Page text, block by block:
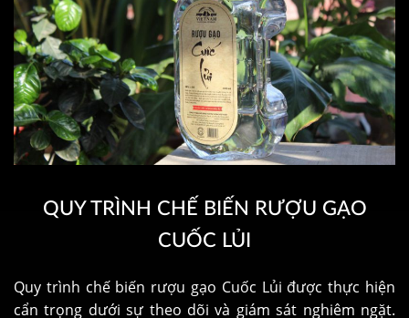
QUY TRÌNH CHẾ BIẾN RƯỢU GẠO
CUỐC LỦI
Quy trình chế biến rượu gạo Cuốc Lủi được thực hiện
cẩn trọng dưới sự theo dõi và giám sát nghiêm ngặt.